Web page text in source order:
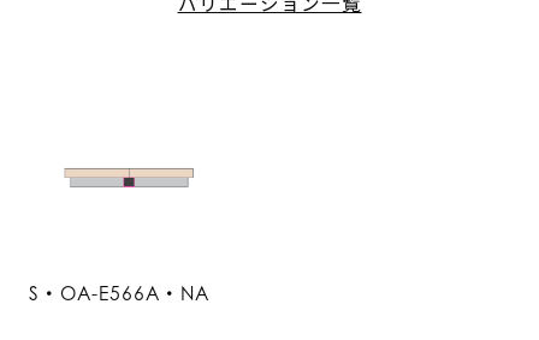
S・OA-E566A・NA